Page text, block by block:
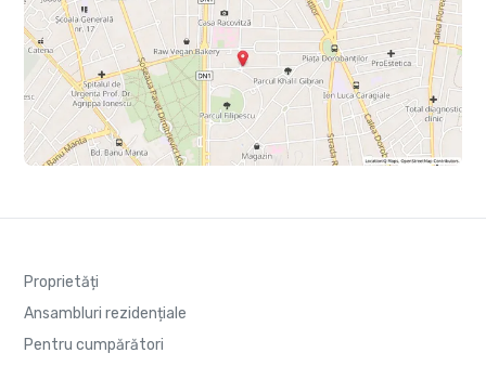
Proprietăți
Ansambluri rezidențiale
Pentru cumpărători